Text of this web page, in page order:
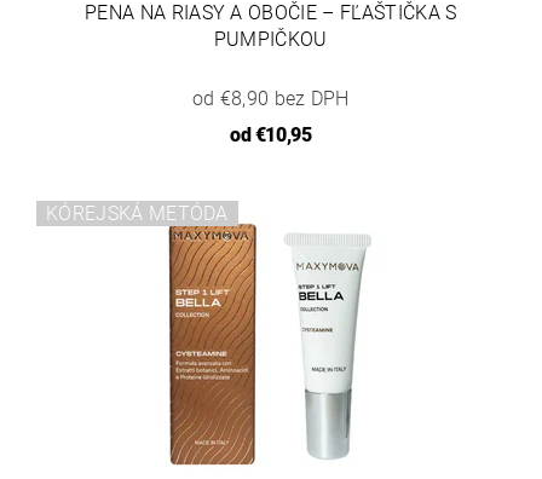
PENA NA RIASY A OBOČIE – FĽAŠTIČKA S
PUMPIČKOU
od €8,90 bez DPH
od€10,95
KÓREJSKÁ METÓDA